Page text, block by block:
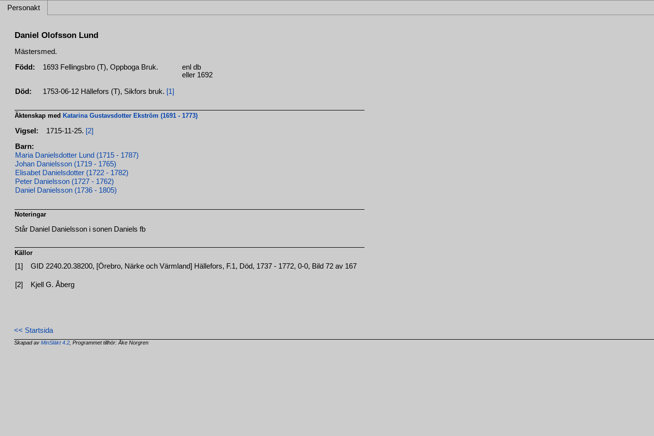
Personakt
Daniel Olofsson Lund
Mästersmed.
Född:
1693 Fellingsbro (T), Oppboga Bruk.
enl db
eller 1692
Död: 1753-06-12 Hällefors (T), Sikfors bruk. [1]
Äktenskap med Katarina Gustavsdotter Ekström (1691 - 1773)
Vigsel: 1715-11-25. [2]
Barn:
Maria Danielsdotter Lund (1715 - 1787)
Johan Danielsson (1719 - 1765)
Elisabet Danielsdotter (1722 - 1782)
Peter Danielsson (1727 - 1762)
Daniel Danielsson (1736 - 1805)
Noteringar
Står Daniel Danielsson i sonen Daniels fb
Källor
[1] GID 2240.20.38200, [Örebro, Närke och Värmland] Hällefors, F.1, Död, 1737 - 1772, 0-0, Bild 72 av 167
[2] Kjell G. Åberg
<< Startsida
Skapad avMinSläkt 4.2 , Programmet tillhör: Åke Norgren